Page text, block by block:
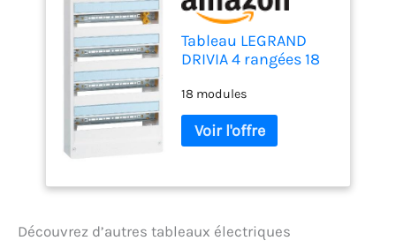
Tableau LEGRAND
DRIVIA 4 rangées 18
Blanc RAL9003
18 modules
Découvrez d’autres tableaux électriques